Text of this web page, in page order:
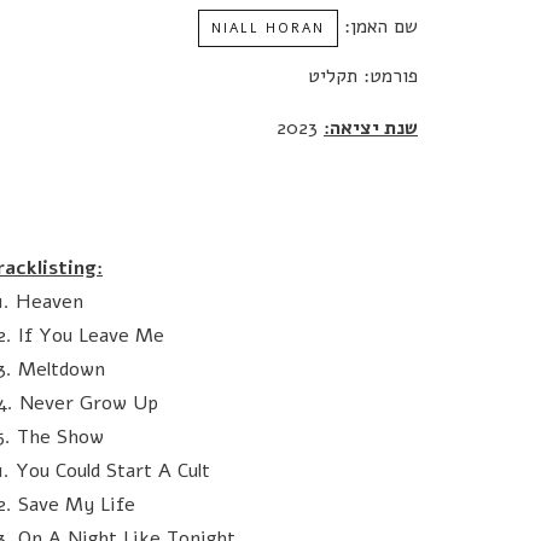
שם האמן: NIALL HORAN
פורמט: תקליט
שנת יציאה:
Heaven
If You Leave Me
Meltdown
Never Grow Up
The Show
You Could Start A Cult
Save My Life